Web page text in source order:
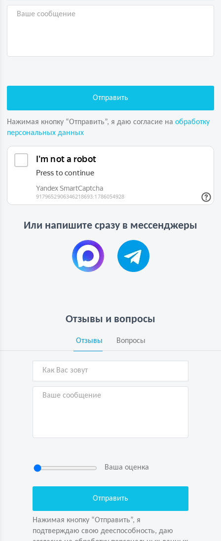
Нажимая кнопку “Отправить”, я даю согласие на обработку
персональных данных
Или напишите сразу в мессенджеры
Отзывы и вопросы
Отзывы Вопросы
Ваша оценка
Нажимая кнопку “Отправить”, я
подтверждаю свою дееспособность, даю
Нажимая кнопку “Отправить”, я
согласие на обработку персональных данных